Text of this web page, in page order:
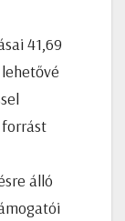
41,69
álló